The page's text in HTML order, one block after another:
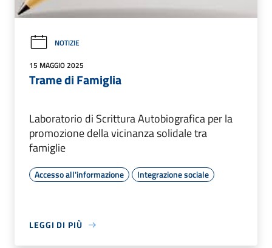
NOTIZIE
15 MAGGIO 2025
Trame di Famiglia
Laboratorio di Scrittura Autobiografica per la
promozione della vicinanza solidale tra
famiglie
Accesso all'informazione Integrazione sociale
LEGGI DI PIÙ